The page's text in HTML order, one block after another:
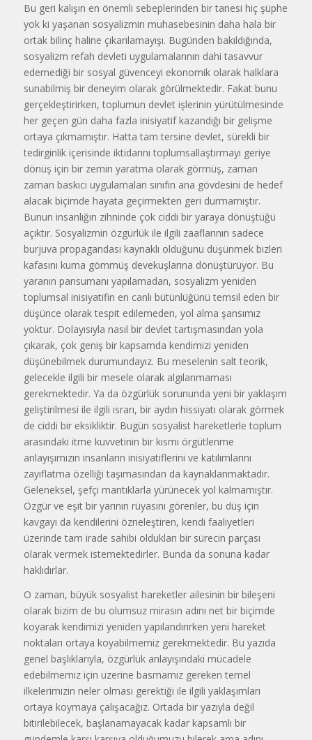
Bu geri kalışın en önemli sebeplerinden bir tanesi hiç şüphe
yok ki yaşanan sosyalizmin muhasebesinin daha hala bir
ortak bilinç haline çıkarılamayışı. Bugünden bakıldığında,
sosyalizm refah devleti uygulamalarının dahi tasavvur
edemediği bir sosyal güvenceyi ekonomik olarak halklara
sunabilmiş bir deneyim olarak görülmektedir. Fakat bunu
gerçekleştirirken, toplumun devlet işlerinin yürütülmesinde
her geçen gün daha fazla inisiyatif kazandığı bir gelişme
ortaya çıkmamıştır. Hatta tam tersine devlet, sürekli bir
tedirginlik içerisinde iktidarını toplumsallaştırmayı geriye
dönüş için bir zemin yaratma olarak görmüş, zaman
zaman baskıcı uygulamaları sınıfın ana gövdesini de hedef
alacak biçimde hayata geçirmekten geri durmamıştır.
Bunun insanlığın zihninde çok ciddi bir yaraya dönüştüğü
açıktır. Sosyalizmin özgürlük ile ilgili zaaflarının sadece
burjuva propagandası kaynaklı olduğunu düşünmek bizleri
kafasını kuma gömmüş devekuşlarına dönüştürüyor. Bu
yaranın pansumanı yapılamadan, sosyalizm yeniden
toplumsal inisiyatifin en canlı bütünlüğünü temsil eden bir
düşünce olarak tespit edilemeden, yol alma şansımız
yoktur. Dolayısıyla nasıl bir devlet tartışmasından yola
çıkarak, çok geniş bir kapsamda kendimizi yeniden
düşünebilmek durumundayız. Bu meselenin salt teorik,
gelecekle ilgili bir mesele olarak algılanmaması
gerekmektedir. Ya da özgürlük sorununda yeni bir yaklaşım
geliştirilmesi ile ilgili ısrarı, bir aydın hissiyatı olarak görmek
de ciddi bir eksikliktir. Bugün sosyalist hareketlerle toplum
arasındaki itme kuvvetinin bir kısmı örgütlenme
anlayışımızın insanların inisiyatiflerini ve katılımlarını
zayıflatma özelliği taşımasından da kaynaklanmaktadır.
Geleneksel, şefçi mantıklarla yürünecek yol kalmamıştır.
Özgür ve eşit bir yarının rüyasını görenler, bu düş için
kavgayı da kendilerini özneleştiren, kendi faaliyetleri
üzerinde tam irade sahibi oldukları bir sürecin parçası
olarak vermek istemektedirler. Bunda da sonuna kadar
haklıdırlar.
O zaman, büyük sosyalist hareketler ailesinin bir bileşeni
olarak bizim de bu olumsuz mirasın adını net bir biçimde
koyarak kendimizi yeniden yapılandırırken yeni hareket
noktaları ortaya koyabilmemiz gerekmektedir. Bu yazıda
genel başlıklarıyla, özgürlük anlayışındaki mücadele
edebilmemiz için üzerine basmamız gereken temel
ilkelerimizin neler olması gerektiği ile ilgili yaklaşımları
ortaya koymaya çalışacağız. Ortada bir yazıyla değil
bitirilebilecek, başlanamayacak kadar kapsamlı bir